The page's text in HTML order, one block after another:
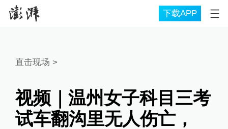
下载APP
直击现场 >
视频｜温州女子科目三考
试车翻沟里无人伤亡，